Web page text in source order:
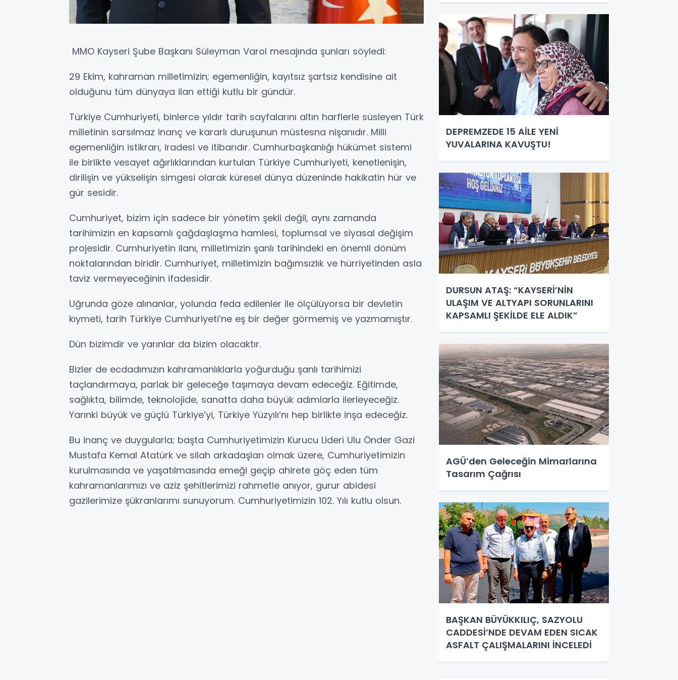
MMO Kayseri Şube Başkanı Süleyman Varol mesajında şunları söyledi:
29 Ekim, kahraman milletimizin; egemenliğin, kayıtsız şartsız kendisine ait
olduğunu tüm dünyaya ilan ettiği kutlu bir gündür.
Türkiye Cumhuriyeti, binlerce yıldır tarih sayfalarını altın harflerle süsleyen Türk
milletinin sarsılmaz inanç ve kararlı duruşunun müstesna nişanıdır. Milli
egemenliğin istikrarı, iradesi ve itibarıdır. Cumhurbaşkanlığı hükümet sistemi
ile birlikte vesayet ağırlıklarından kurtulan Türkiye Cumhuriyeti, kenetlenişin,
dirilişin ve yükselişin simgesi olarak küresel dünya düzeninde hakikatin hür ve
gür sesidir.
Cumhuriyet, bizim için sadece bir yönetim şekli değil, aynı zamanda
tarihimizin en kapsamlı çağdaşlaşma hamlesi, toplumsal ve siyasal değişim
projesidir. Cumhuriyetin ilanı, milletimizin şanlı tarihindeki en önemli dönüm
noktalarından biridir. Cumhuriyet, milletimizin bağımsızlık ve hürriyetinden asla
taviz vermeyeceğinin ifadesidir.
Uğrunda göze alınanlar, yolunda feda edilenler ile ölçülüyorsa bir devletin
kıymeti, tarih Türkiye Cumhuriyeti’ne eş bir değer görmemiş ve yazmamıştır.
Dün bizimdir ve yarınlar da bizim olacaktır.
Bizler de ecdadımızın kahramanlıklarla yoğurduğu şanlı tarihimizi
taçlandırmaya, parlak bir geleceğe taşımaya devam edeceğiz. Eğitimde,
sağlıkta, bilimde, teknolojide, sanatta daha büyük adımlarla ilerleyeceğiz.
Yarınki büyük ve güçlü Türkiye’yi, Türkiye Yüzyılı’nı hep birlikte inşa edeceğiz.
Bu inanç ve duygularla; başta Cumhuriyetimizin Kurucu Lideri Ulu Önder Gazi
Mustafa Kemal Atatürk ve silah arkadaşları olmak üzere, Cumhuriyetimizin
kurulmasında ve yaşatılmasında emeği geçip ahirete göç eden tüm
kahramanlarımızı ve aziz şehitlerimizi rahmetle anıyor, gurur abidesi
gazilerimize şükranlarımı sunuyorum. Cumhuriyetimizin 102. Yılı kutlu olsun.
DEPREMZEDE 15 AİLE YENİ
YUVALARINA KAVUŞTU!
DURSUN ATAŞ: “KAYSERİ’NİN
ULAŞIM VE ALTYAPI SORUNLARINI
KAPSAMLI ŞEKİLDE ELE ALDIK”
AGÜ’den Geleceğin Mimarlarına
Tasarım Çağrısı
BAŞKAN BÜYÜKKILIÇ, SAZYOLU
CADDESİ’NDE DEVAM EDEN SICAK
ASFALT ÇALIŞMALARINI İNCELEDİ